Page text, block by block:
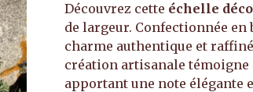
Découvrez cette échelle
de largeur. Confectionnée
charme authentique et
création artisanale
apportant une note élégante